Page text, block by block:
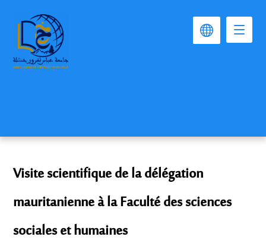
Visite scientifique de la délégation
mauritanienne à la Faculté des sciences
sociales et humaines